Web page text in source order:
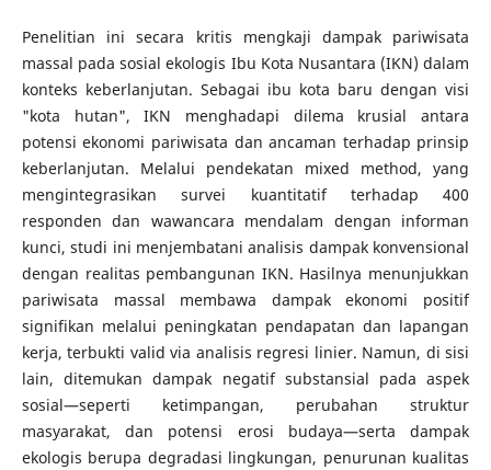
Penelitian ini secara kritis mengkaji dampak pariwisata
massal pada sosial ekologis Ibu Kota Nusantara (IKN) dalam
konteks keberlanjutan. Sebagai ibu kota baru dengan visi
"kota hutan", IKN menghadapi dilema krusial antara
potensi ekonomi pariwisata dan ancaman terhadap prinsip
keberlanjutan. Melalui pendekatan mixed method, yang
mengintegrasikan survei kuantitatif terhadap 400
responden dan wawancara mendalam dengan informan
kunci, studi ini menjembatani analisis dampak konvensional
dengan realitas pembangunan IKN. Hasilnya menunjukkan
pariwisata massal membawa dampak ekonomi positif
signifikan melalui peningkatan pendapatan dan lapangan
kerja, terbukti valid via analisis regresi linier. Namun, di sisi
lain, ditemukan dampak negatif substansial pada aspek
sosial—seperti ketimpangan, perubahan struktur
masyarakat, dan potensi erosi budaya—serta dampak
ekologis berupa degradasi lingkungan, penurunan kualitas